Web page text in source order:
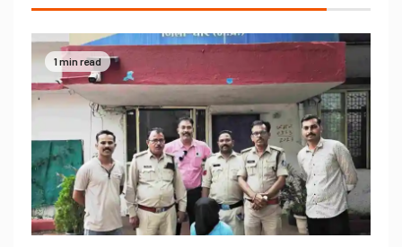
1 min read